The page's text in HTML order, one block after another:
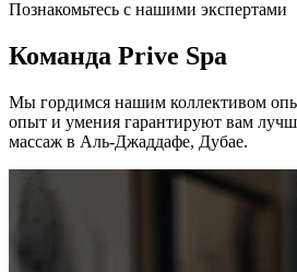
Познакомьтесь с нашими экспертами
Команда Prive Spa
Мы гордимся нашим коллективом
опыт и умения гарантируют вам
массаж в Аль-Джаддафе, Дубае.